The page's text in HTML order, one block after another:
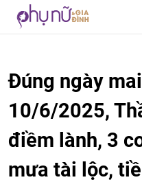
Đúng ngày
10/6/2025,
điềm lành, 3
mưa tài lộc,